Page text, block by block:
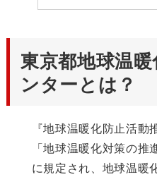
東京都地球温
ンターとは？
『地球温暖化防止活動
「地球温暖化対策の
に規定され、地球温暖